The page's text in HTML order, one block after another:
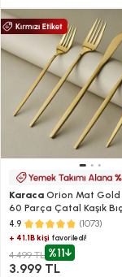
Karaca Orion Mat Gold
60 Parça Çatal Kaşık
4.9 (1073)
+ 41.1B kişi favoriledi!
4.499 TL %11
3.999 TL